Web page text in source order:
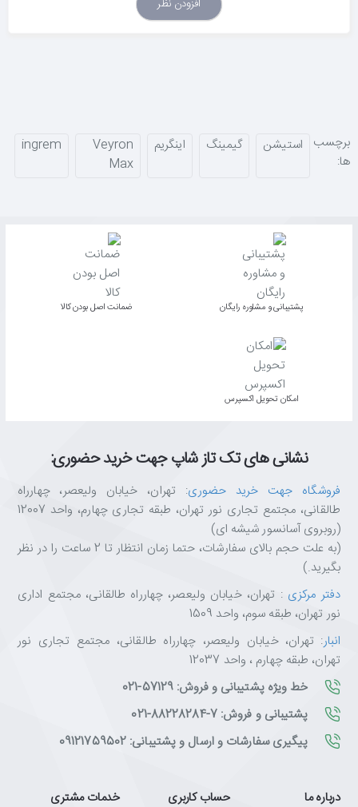
افزودن نظر
برچسب
ها:
استیشن گیمینگ اینگریم
Veyron
Max
ingrem
پشتیبانی و مشاوره رایگان ﺿﻤﺎﻧﺖ اﺻﻞ ﺑﻮدن ﮐﺎﻟﺎ
اﻣﮑﺎن ﺗﺤﻮﯾﻞ اﮐﺴﭙﺮس
نشانی های تک تاز شاپ جهت خرید حضوری:
فروشگاه جهت خرید حضوری: تهران، خیابان ولیعصر، چهارراه
طالقانی، مجتمع تجاری نور تهران، طبقه تجاری چهارم، واحد 12007
(روبروی آسانسور شیشه ای)
(به علت حجم بالای سفارشات، حتما زمان انتظار تا 2 ساعت را در نظر
بگیرید.)
دفتر مرکزی : تهران، خیابان ولیعصر، چهارراه طالقانی، مجتمع اداری
نور تهران، طبقه سوم، واحد 1509
انبار: تهران، خیابان ولیعصر، چهارراه طالقانی، مجتمع تجاری نور
تهران، طبقه چهارم ، واحد 12037
خط ویژه پشتیبانی و فروش: 57129-021
پشتیبانی و فروش: 7-88228284-021
پیگیری سفارشات و ارسال و پشتیبانی: 09121759502
درباره ما حساب کاربری خدمات مشتری